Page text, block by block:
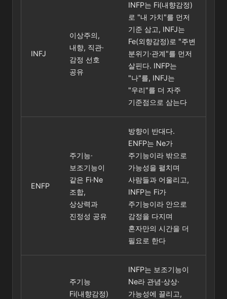
INFJ
이상주의,
내향, 직관·
감정 선호
공유
INFP는 Fi(내향감정)
로 "내 가치"를 먼저
기준 삼고, INFJ는
Fe(외향감정)로 "주변
분위기·관계"를 먼저
살핀다. INFP는
"나"를, INFJ는
"우리"를 더 자주
기준점으로 삼는다
ENFP
주기능·
보조기능이
같은 Fi·Ne
조합,
상상력과
진정성 공유
방향이 반대다.
ENFP는 Ne가
주기능이라 밖으로
가능성을 펼치며
사람들과 어울리고,
INFP는 Fi가
주기능이라 안으로
감정을 다지며
혼자만의 시간을 더
필요로 한다
주기능
Fi(내향감정)
INFP는 보조기능이
Ne라 관념·상상·
가능성에 끌리고,